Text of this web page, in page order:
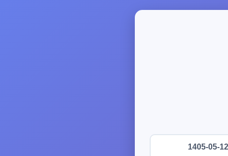
1405-05-12